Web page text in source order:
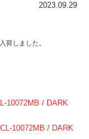
2023.09.29
荷しました。
10072MB / DARK
10072MB / DARK